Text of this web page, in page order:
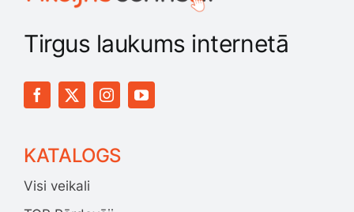
Tirgus laukums internetā
KATALOGS
Visi veikali